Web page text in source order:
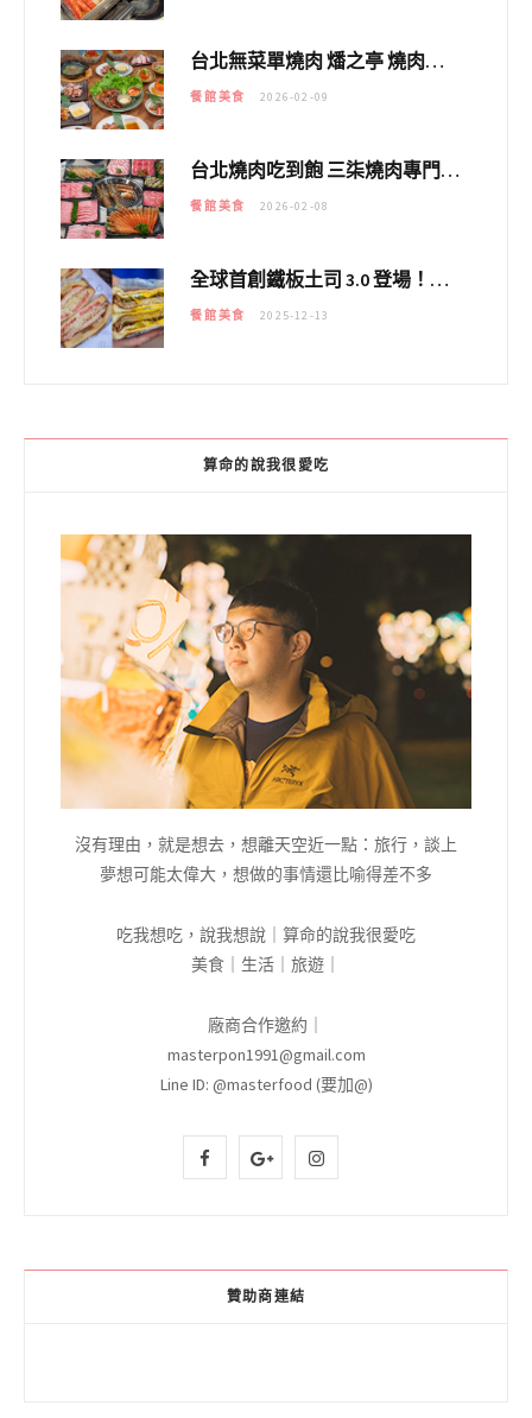
台北無菜單燒肉 燔之亭 燒肉場｜延吉街的 $980個人無菜單「雞」料理～
餐館美食 2026-02-09
台北燒肉吃到飽 三柒燒肉專門店｜日本A5和牛×龍蝦蟹腳雙拼，海陸霸氣開吃！
餐館美食 2026-02-08
全球首創鐵板土司 3.0 登場！扶旺號的全新高度 ｜漢堡換成鐵板土司，把台式靈魂塞得滿滿的！！
餐館美食 2025-12-13
算命的說我很愛吃
沒有理由，就是想去，想離天空近一點：旅行，談上
夢想可能太偉大，想做的事情還比喻得差不多
吃我想吃，說我想說｜算命的說我很愛吃
美食｜生活｜旅遊｜
廠商合作邀約｜
masterpon1991@gmail.com
Line ID: @masterfood (要加@)
F
G
g
I
贊助商連結